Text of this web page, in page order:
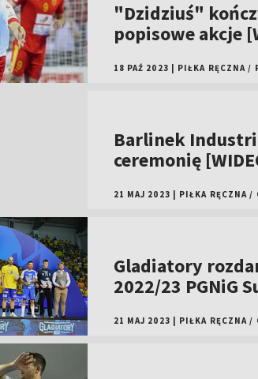
"Dzidziuś"
popisowe akcje
18 PAŹ 2023 PIŁKA RĘCZNA /
Barlinek
ceremonię
21 MAJ 2023 PIŁKA RĘCZNA /
Gladiatory
2022/23 PGNiG
21 MAJ 2023 PIŁKA RĘCZNA /